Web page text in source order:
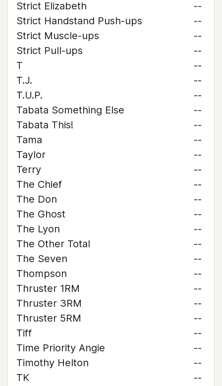
Strict Elizabeth
--
Strict Handstand Push-ups
--
Strict Muscle-ups
--
Strict Pull-ups
--
T
--
T.J.
--
T.U.P.
--
Tabata Something Else
--
Tabata This!
--
Tama
--
Taylor
--
Terry
--
The Chief
--
The Don
--
The Ghost
--
The Lyon
--
The Other Total
--
The Seven
--
Thompson
--
Thruster 1RM
--
Thruster 3RM
--
Thruster 5RM
--
Tiff
--
Time Priority Angie
--
Timothy Helton
--
TK
--